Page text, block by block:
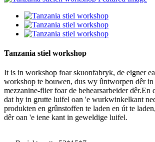
Tanzania stiel workshop
It is in workshop foar skuonfabryk, de eigner
workshop te bouwen, dus wy ûntworpen dêr
mezzanine-flier foar de behearsarbeider dêr.En
dat hy in grutte luifel oan 'e wurkwinkelkant
produkten en grûnstoffen te laden en út te
dêr oan 'e iene kant in geweldige luifel.